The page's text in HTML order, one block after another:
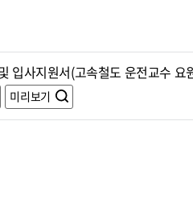
입사지원서(고속철도 운전교수 요
미리보기